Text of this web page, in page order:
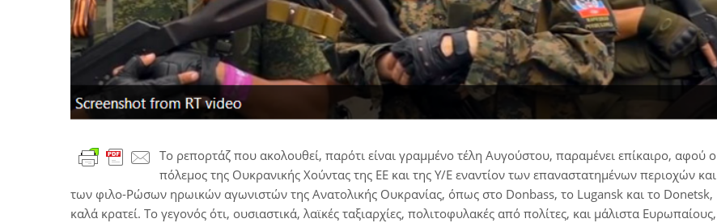
Το ρεπορτάζ που ακολουθεί, παρότι είναι γραμμένο τέλη Αυγούστου, παραμένει επίκαιρο, αφού ο
πόλεμος της Ουκρανικής Χούντας της ΕΕ και της Υ/Ε εναντίον των επαναστατημένων περιοχών και
των φιλο-Ρώσων ηρωικών αγωνιστών της Ανατολικής Ουκρανίας, όπως στο Donbass, το Lugansk και το Donetsk,
καλά κρατεί. Το γεγονός ότι, ουσιαστικά, λαϊκές ταξιαρχίες, πολιτοφυλακές από πολίτες, και μάλιστα Ευρωπαίους,